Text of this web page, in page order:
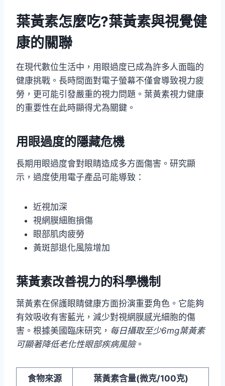
葉黃素怎麼吃?葉黃素與視覺健
康的關聯
在現代數位生活中，用眼過度已成為許多人面臨的
健康挑戰。長時間面對電子螢幕不僅會導致視力疲
勞，更可能引發嚴重的視力問題。葉黃素視力健康
的重要性在此時顯得尤為關鍵。
用眼過度的隱藏危機
長期用眼過度會對眼睛造成多方面傷害。研究顯
示，過度使用電子產品可能導致：
近視加深
視網膜細胞損傷
眼部肌肉疲勞
黃斑部退化風險增加
葉黃素改善視力的科學機制
葉黃素在保護眼睛健康方面扮演重要角色。它能夠
有效吸收有害藍光，減少對視網膜感光細胞的傷
害。根據美國臨床研究， 每日攝取至少6mg葉黃素
可顯著降低老化性眼部疾病風險。
食物來源 葉黃素含量(微克/100克)